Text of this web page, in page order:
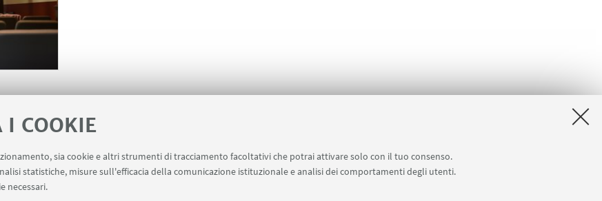
I COOKIE
sia cookie e altri strumenti di tracciamento facoltativi che potrai attivare solo con il tuo consenso.
statistiche, misure sull'efficacia della comunicazione istituzionale e analisi dei comportamenti degli utenti.
necessari.